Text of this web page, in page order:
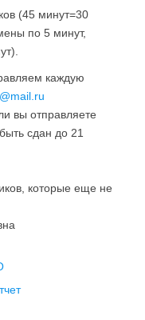
(45 минут=30
по 5 минут,
каждую
вы отправляете
сдан до 21
которые еще не